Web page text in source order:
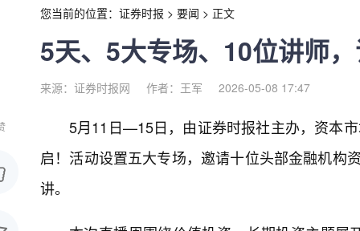
您当前的位置： 证券时报 > 要闻 > 正文
5天、5大专场、10位讲师
来源：证券时报网 作者：王军 2026-05-08 17:47
5月11日—15日，由证券时报社主办，资本
启！活动设置五大专场，邀请十位头部金融机构
讲。